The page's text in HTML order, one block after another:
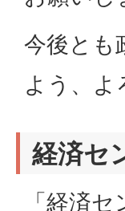
今後とも
よう、
経済セ
「経済